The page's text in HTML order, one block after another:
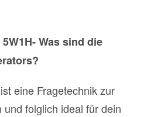
Was sind die
eine Fragetechnik zur
folglich ideal für dein